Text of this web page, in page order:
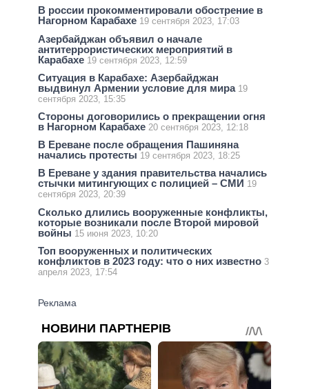
В россии прокомментировали обострение в
Нагорном Карабахе 19 сентября 2023, 17:03
Азербайджан объявил о начале
антитеррористических мероприятий в
Карабахе 19 сентября 2023, 12:59
Ситуация в Карабахе: Азербайджан
выдвинул Армении условие для мира 19
сентября 2023, 15:35
Стороны договорились о прекращении огня
в Нагорном Карабахе 20 сентября 2023, 12:18
В Ереване после обращения Пашиняна
начались протесты 19 сентября 2023, 18:25
В Ереване у здания правительства начались
стычки митингующих с полицией – СМИ 19
сентября 2023, 20:39
Сколько длились вооруженные конфликты,
которые возникали после Второй мировой
войны 15 июня 2023, 10:20
Топ вооруженных и политических
конфликтов в 2023 году: что о них известно 3
апреля 2023, 17:54